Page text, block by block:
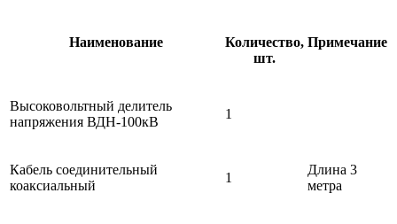
Наименование
Количество,
шт.
Примечание
Высоковольтный делитель
напряжения ВДН-100кВ
1
Кабель соединительный
коаксиальный
1
Длина 3
метра